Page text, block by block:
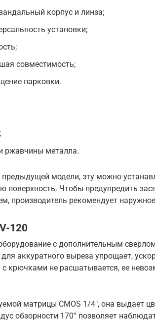
корпус и линза;
установки;
совместимость;
парковки.
ржавчины металла.
предыдущей модели, эту можно
поверхность. Чтобы предупредить
производитель рекомендует
120
с дополнительным
аккуратного выреза упрощает,
с крючками не расшатывается, ее
матрицы CMOS 1/4″, она выдает
обзорности 170° позволяет